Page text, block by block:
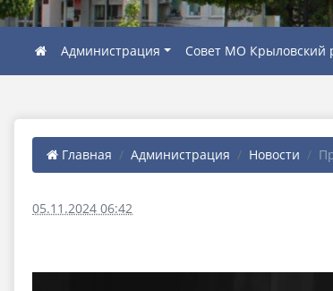
Администрация Совет МО Крыловский
Главная Администрация Новости
05.11.2024 06:42